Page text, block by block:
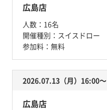
広島店
人数： 16名
開催種別： スイスドロー
参加料： 無料
2026.07.13（月）16:00〜
広島店